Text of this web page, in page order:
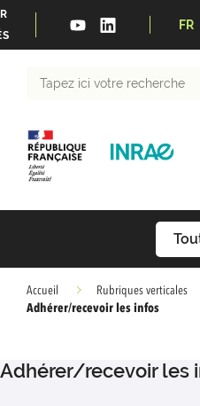
FR
Accueil
Rubriques verticales
Adhérer/recevoir les infos
Adhérer/recevoir les